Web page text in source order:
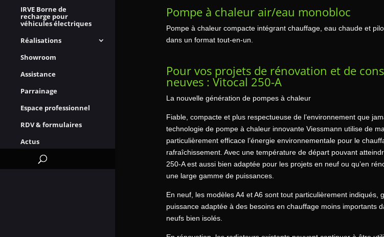
IRVE Borne de
recharge pour
véhicules électriques
Réalisations
Showroom
Assistance
Parrainage
Espace professionnel
RDV & formulaires
Actus
Pompe à chaleur air/eau monobloc
Pompe à chaleur compacte intégrant chauffage, eau chaude et
dans un format tout-en-un.
Pour vos projets de rénovation et de
neuves : Vitocal 250-A
La nouvelle génération de pompes à chaleur
Fiable, compacte et plus respectueuse de l’environnement que
technologie de pompe à chaleur innovante Viessmann utilise de
particulièrement efficace l’énergie environnementale pour le
rafraîchissement. Avec une température de départ pouvant
250-A est aussi bien adaptée pour les projets en neuf ou qu’en
une large gamme de puissances.
En neuf, les modèles A4 et A6 sont tout particulièrement indiqués,
puissance adaptée à des besoins en chauffage moins importants
neufs bien isolés.